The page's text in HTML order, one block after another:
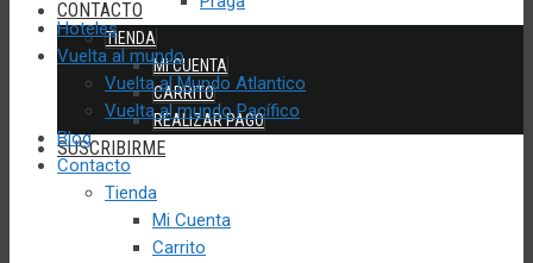
CONTACTO
TIENDA
MI CUENTA
CARRITO
REALIZAR PAGO
SUSCRIBIRME
Hoteles
Vuelta al mundo
Vuelta al Mundo Atlantico
Vuelta al mundo Pacífico
Blog
Contacto
Tienda
Mi Cuenta
Carrito